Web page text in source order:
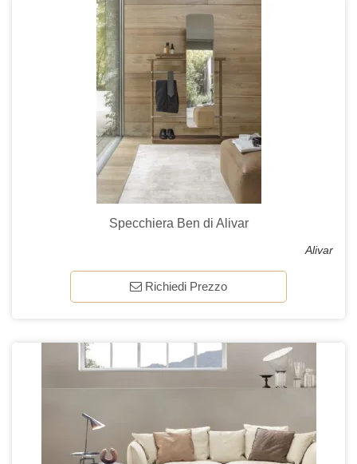
Specchiera Ben di Alivar
Alivar
Richiedi Prezzo